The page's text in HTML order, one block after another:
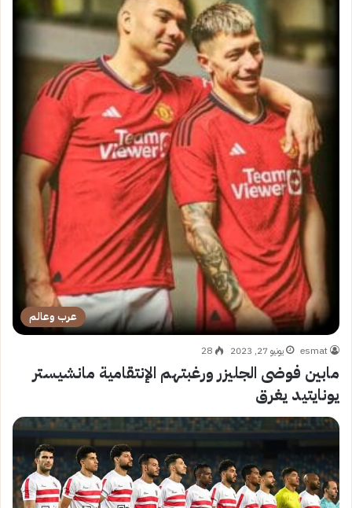
عرب وعالم
esmat يونيو 27, 2023 28
مابين فوضى الجليزر ورغبتهم الإنتقامية مانشيستر
يونايتيد يغرق